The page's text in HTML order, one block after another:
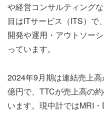
や経営コンサルティング
目はITサービス（ITS）で
開発や運用・アウトソー
っています。
2024年9月期は連結売上
億円で、TTCが売上高の
います。現中計ではMRI